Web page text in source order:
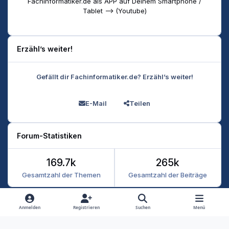
Tablet --> (Youtube)
Erzähl’s weiter!
Gefällt dir Fachinformatiker.de? Erzähl’s weiter!
E-Mail Teilen
Forum-Statistiken
Gesamtzahl der Themen
169.7k
Gesamtzahl der Beiträge
265k
Heller Modus
Dunkler Modus
Systemeinstellung
Anmelden Registrieren Suchen Menü